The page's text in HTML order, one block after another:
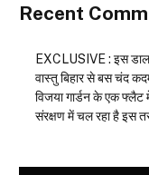
Recent
EXCLUSIVE : इस
वास्तु बिहार से बस चंद
विजया गार्डन के एक
संरक्षण में चल रहा है इस